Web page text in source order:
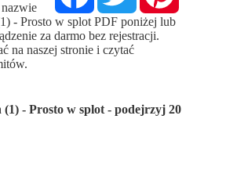
- Prosto w splot PDF poniżej lub
za darmo bez rejestracji.
na naszej stronie i czytać
- Prosto w splot - podejrzyj 20